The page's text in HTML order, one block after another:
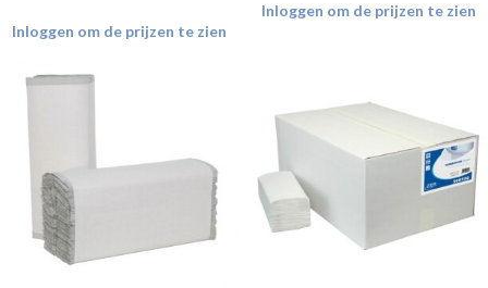
Inloggen om de prijzen te zien
Inloggen om de prijzen te zien